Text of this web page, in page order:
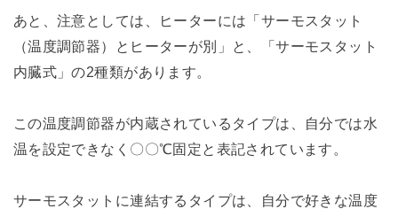
あと、注意としては、ヒーターには「サーモスタット
（温度調節器）とヒーターが別」と、「サーモスタット
内臓式」の2種類があります。
この温度調節器が内蔵されているタイプは、自分では水
温を設定できなく〇〇℃固定と表記されています。
サーモスタットに連結するタイプは、自分で好きな温度